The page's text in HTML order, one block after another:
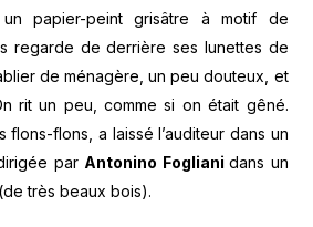
papier-peint grisâtre à motif de
regarde de derrière ses lunettes de
de ménagère, un peu douteux, et
rit un peu, comme si on était gêné.
flons-flons, a laissé l’auditeur dans un
par Antonino Foglianidans un
très beaux bois).